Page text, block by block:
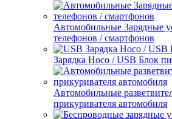
Автомобильные Зарядные
телефонов / смартфонов
Зарядка Hoco / USB Блок
Автомобильные
прикуривателя автомобиля